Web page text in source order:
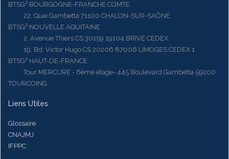
BTSG² BOURGOGNE-FRANCHE COMTE
22, Quai Gambetta 71100 CHALON-SUR-SAÔNE
BTSG² NOUVELLE AQUITAINE
2, Avenue Thiers CS 30159 19104 BRIVE CEDEX
19, Bd. Victor Hugo CS 20206 87006 LIMOGES CEDEX 1
BTSG² HAUT-DE-FRANCE
Tour MERCURE - 6ème étage- 445 Boulevard Gambetta 59200
TOURCOING
Liens Utiles
Glossaire
CNAJMJ
IFPPC